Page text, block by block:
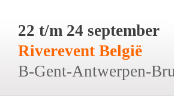
22 t/m 24 september
Riverevent België
B-Gent-Antwerpen-